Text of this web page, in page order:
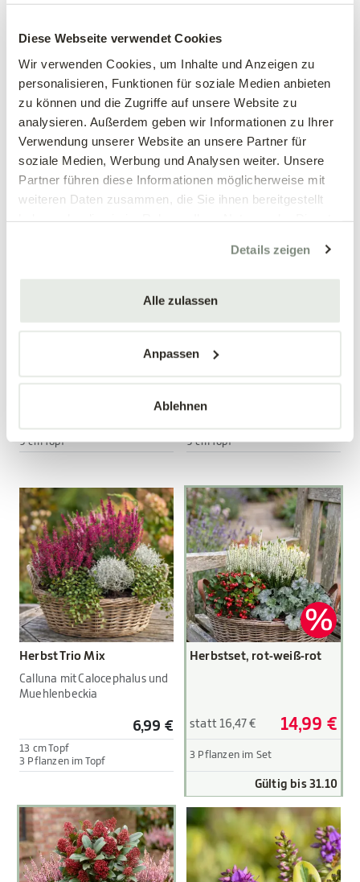
Diese Webseite verwendet Cookies
Wir verwenden Cookies, um Inhalte und Anzeigen zu
personalisieren, Funktionen für soziale Medien anbieten
zu können und die Zugriffe auf unsere Website zu
analysieren. Außerdem geben wir Informationen zu Ihrer
Verwendung unserer Website an unsere Partner für
soziale Medien, Werbung und Analysen weiter. Unsere
Partner führen diese Informationen möglicherweise mit
weiteren Daten zusammen, die Sie ihnen bereitgestellt
Details zeigen
Alle zulassen
Anpassen
Ablehnen
Stiefmütterchen, weiß
3,89 €
3 Stück/Packung
9 cm Topf
Stiefmütterchen, weinrot
3,89 €
3 Stück/Packung
9 cm Topf
Großblumiges
Stiefmütterchen, blau
Viola wittrockiana Hybriden
3,89 €
3 Stück/Packung
9 cm Topf
Mengen-
Großblumiges
Stiefmütterchen, gelb
Viola wittrockiana Hybriden
3 Stück/Packung
9 cm Topf
Herbst Trio Mix
Calluna mit Calocephalus und
Muehlenbeckia
6,99 €
13 cm Topf
3 Pflanzen im Topf
Herbstset, rot-weiß-rot
statt 16,47 € 14,99 €
3 Pflanzen im Set
Gültig bis 31.10